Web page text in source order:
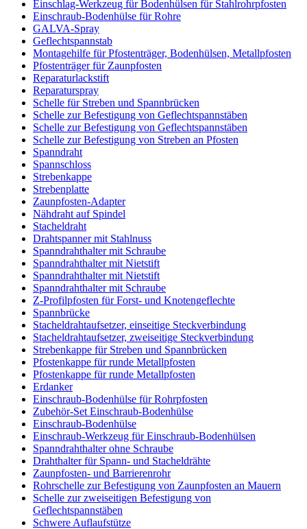
Einschlag-Werkzeug für Bodenhülsen für Stahlrohrpfosten
Einschraub-Bodenhülse für Rohre
GALVA-Spray
Geflechtspannstab
Montagehilfe für Pfostenträger, Bodenhülsen, Metallpfosten
Pfostenträger für Zaunpfosten
Reparaturlackstift
Reparaturspray
Schelle für Streben und Spannbrücken
Schelle zur Befestigung von Geflechtspannstäben
Schelle zur Befestigung von Geflechtspannstäben
Schelle zur Befestigung von Streben an Pfosten
Spanndraht
Spannschloss
Strebenkappe
Strebenplatte
Zaunpfosten-Adapter
Nähdraht auf Spindel
Stacheldraht
Drahtspanner mit Stahlnuss
Spanndrahthalter mit Schraube
Spanndrahthalter mit Nietstift
Spanndrahthalter mit Nietstift
Spanndrahthalter mit Schraube
Z-Profilpfosten für Forst- und Knotengeflechte
Spannbrücke
Stacheldrahtaufsetzer, einseitige Steckverbindung
Stacheldrahtaufsetzer, zweiseitige Steckverbindung
Strebenkappe für Streben und Spannbrücken
Pfostenkappe für runde Metallpfosten
Pfostenkappe für runde Metallpfosten
Erdanker
Einschraub-Bodenhülse für Rohrpfosten
Zubehör-Set Einschraub-Bodenhülse
Einschraub-Bodenhülse
Einschraub-Werkzeug für Einschraub-Bodenhülsen
Spanndrahthalter ohne Schraube
Drahthalter für Spann- und Stacheldrähte
Zaunpfosten- und Barrierenrohr
Rohrschelle zur Befestigung von Zaunpfosten an Mauern
Schelle zur zweiseitigen Befestigung von
Geflechtspannstäben
Schwere Auflaufstütze